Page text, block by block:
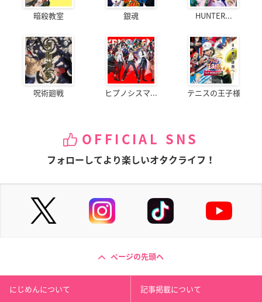
暗殺教室 銀魂 HUNTER...
呪術廻戦 ヒプノシスマ... テニスの王子様
OFFICIAL SNS
フォローしてより楽しいオタクライフ！
ページの先頭へ
にじめんについて 記事掲載について